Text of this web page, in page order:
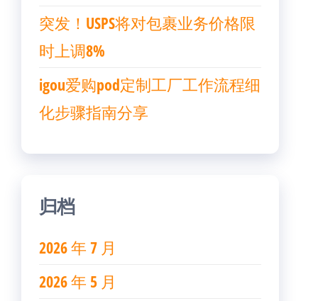
突发！USPS将对包裹业务价格限
时上调8%
igou爱购pod定制工厂工作流程细
化步骤指南分享
归档
2026 年 7 月
2026 年 5 月